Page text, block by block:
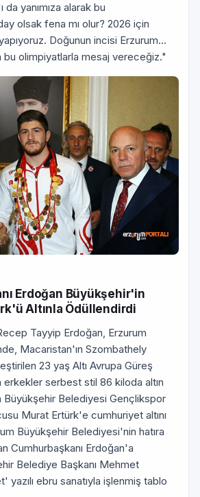
da yanımıza alarak bu
olsak fena mı olur? 2026 için
Doğunun incisi Erzurum...
bu olimpiyatlarla mesaj vereceğiz."
Erdoğan Büyükşehir'in
Altınla Ödüllendirdi
Tayyip Erdoğan, Erzurum
Macaristan'ın Szombathely
23 yaş Altı Avrupa Güreş
erkekler serbest stil 86 kiloda altın
Büyükşehir Belediyesi Gençlikspor
Murat Ertürk'e cumhuriyet altını
Büyükşehir Belediyesi'nin hatıra
Cumhurbaşkanı Erdoğan'a
Belediye Başkanı Mehmet
yazılı ebru sanatıyla işlenmiş tablo